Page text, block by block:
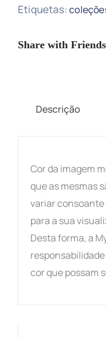
Etiquetas:
Share with Friends
Descrição
Cor da imagem
que as mesmas
variar
para a sua
Desta forma, a
cor que possam